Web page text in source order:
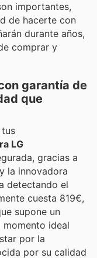
importantes,
de hacerte con
durante años,
comprar y
garantía de
que
LG
gracias a
y la innovadora
detectando el
cuesta 819€,
supone un
momento ideal
por la
por su calidad